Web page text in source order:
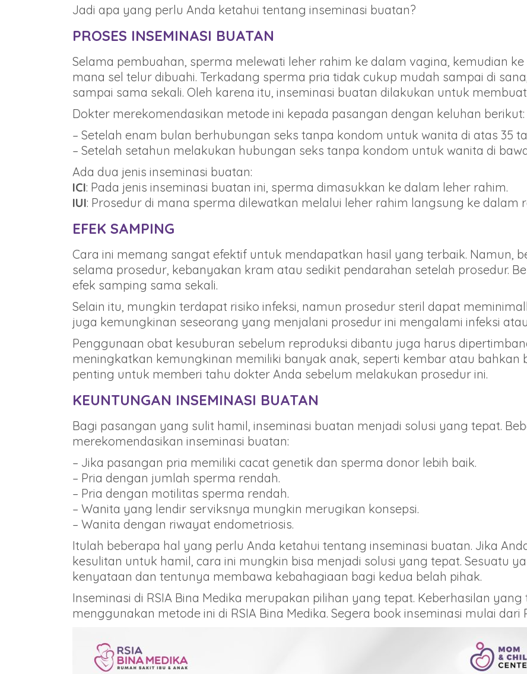
Jadi apa yang perlu Anda ketahui tentang inseminasi buatan?
PROSES INSEMINASI BUATAN
Selama pembuahan, sperma melewati leher rahim ke dalam vagina, kemudian
mana sel telur dibuahi. Terkadang sperma pria tidak cukup mudah sampai di
sampai sama sekali. Oleh karena itu, inseminasi buatan dilakukan untuk
Dokter merekomendasikan metode ini kepada pasangan dengan keluhan berikut:
– Setelah enam bulan berhubungan seks tanpa kondom untuk wanita di atas 35
– Setelah setahun melakukan hubungan seks tanpa kondom untuk wanita di
Ada dua jenis inseminasi buatan:
ICI: Pada jenis inseminasi buatan ini, sperma dimasukkan ke dalam leher rahim.
IUI: Prosedur di mana sperma dilewatkan melalui leher rahim langsung ke dalam
EFEK SAMPING
Cara ini memang sangat efektif untuk mendapatkan hasil yang terbaik. Namun,
selama prosedur, kebanyakan kram atau sedikit pendarahan setelah prosedur.
efek samping sama sekali.
Selain itu, mungkin terdapat risiko infeksi, namun prosedur steril dapat
juga kemungkinan seseorang yang menjalani prosedur ini mengalami infeksi
Penggunaan obat kesuburan sebelum reproduksi dibantu juga harus
meningkatkan kemungkinan memiliki banyak anak, seperti kembar atau bahkan
penting untuk memberi tahu dokter Anda sebelum melakukan prosedur ini.
KEUNTUNGAN INSEMINASI BUATAN
Bagi pasangan yang sulit hamil, inseminasi buatan menjadi solusi yang tepat.
merekomendasikan inseminasi buatan:
– Jika pasangan pria memiliki cacat genetik dan sperma donor lebih baik.
– Pria dengan jumlah sperma rendah.
– Pria dengan motilitas sperma rendah.
– Wanita yang lendir serviksnya mungkin merugikan konsepsi.
– Wanita dengan riwayat endometriosis.
Itulah beberapa hal yang perlu Anda ketahui tentang inseminasi buatan. Jika
kesulitan untuk hamil, cara ini mungkin bisa menjadi solusi yang tepat. Sesuatu
kenyataan dan tentunya membawa kebahagiaan bagi kedua belah pihak.
Inseminasi di RSIA Bina Medika merupakan pilihan yang tepat. Keberhasilan
menggunakan metode ini di RSIA Bina Medika. Segera book inseminasi mulai dari